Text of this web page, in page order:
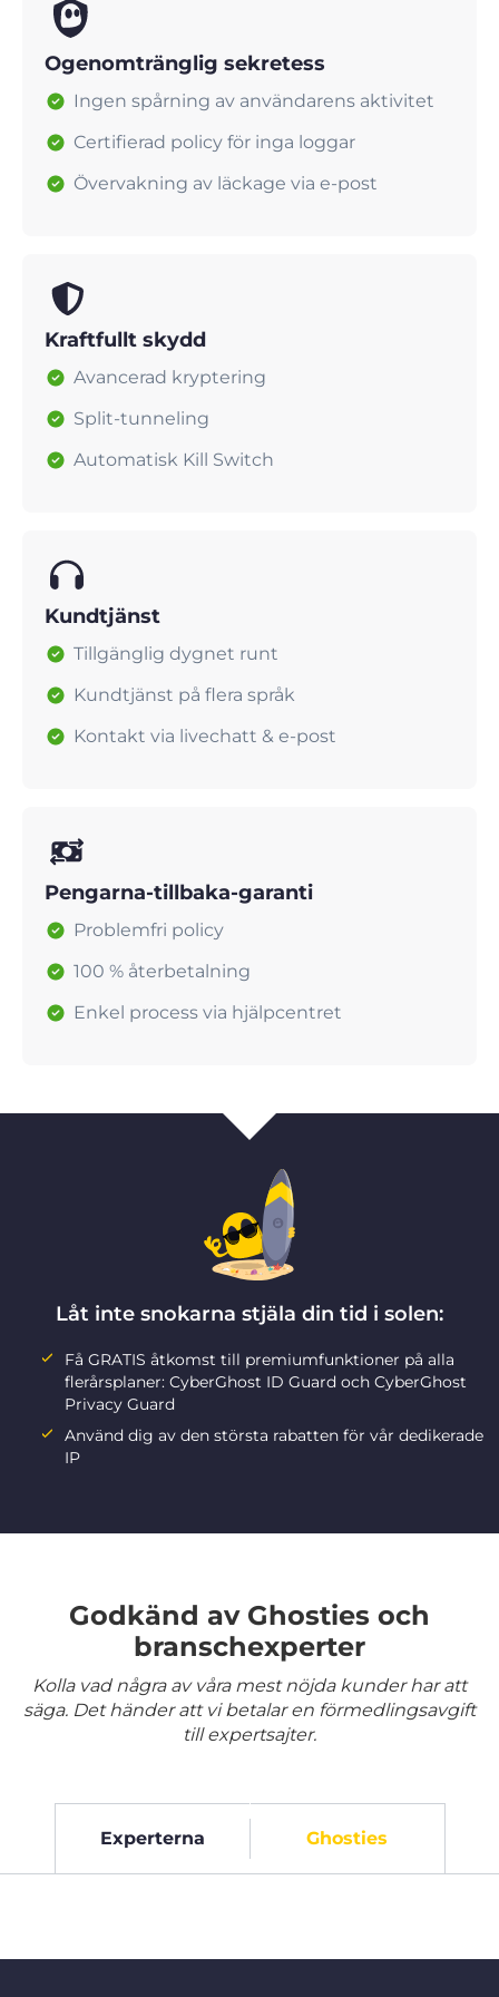
Ogenomtränglig sekretess
Ingen spårning av användarens aktivitet
Certifierad policy för inga loggar
Övervakning av läckage via e-post
Kraftfullt skydd
Avancerad kryptering
Split-tunneling
Automatisk Kill Switch
Kundtjänst
Tillgänglig dygnet runt
Kundtjänst på flera språk
Kontakt via livechatt & e-post
Pengarna-tillbaka-garanti
Problemfri policy
100 % återbetalning
Enkel process via hjälpcentret
Låt inte snokarna stjäla din tid i solen:
Få GRATIS åtkomst till premiumfunktioner på alla
flerårsplaner: CyberGhost ID Guard och CyberGhost
Privacy Guard
Använd dig av den största rabatten för vår dedikerade
IP
Godkänd av Ghosties och
branschexperter
Kolla vad några av våra mest nöjda kunder har att
säga. Det händer att vi betalar en förmedlingsavgift
till expertsajter.
Experterna Ghosties